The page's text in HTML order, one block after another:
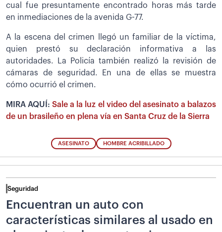
cual fue presuntamente encontrado horas más tarde
en inmediaciones de la avenida G-77.
A la escena del crimen llegó un familiar de la víctima,
quien prestó su declaración informativa a las
autoridades. La Policía también realizó la revisión de
cámaras de seguridad. En una de ellas se muestra
cómo ocurrió el crimen.
MIRA AQUÍ:Sale a la luz el video del asesinato a balazos
de un brasileño en plena vía en Santa Cruz de la Sierra
ASESINATO HOMBRE ACRIBILLADO
Seguridad
Encuentran un auto con
características similares al usado en